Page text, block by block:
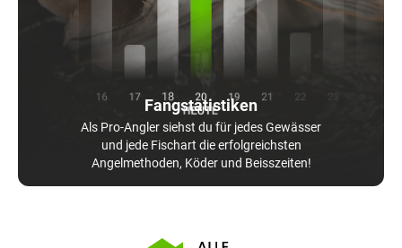
Fangstatistiken
Als Pro-Angler siehst du für jedes Gewässer
und jede Fischart die erfolgreichsten
Angelmethoden, Köder und Beisszeiten!